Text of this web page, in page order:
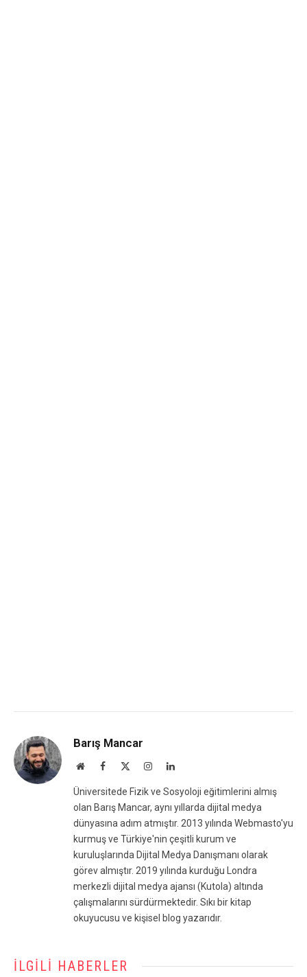
Barış Mancar
WebsiteFacebook InstagramLinkedIn
Üniversitede Fizik ve Sosyoloji eğitimlerini almış
olan Barış Mancar, aynı yıllarda dijital medya
dünyasına adım atmıştır. 2013 yılında Webmasto'yu
kurmuş ve Türkiye'nin çeşitli kurum ve
kuruluşlarında Dijital Medya Danışmanı olarak
görev almıştır. 2019 yılında kurduğu Londra
merkezli dijital medya ajansı (Kutola) altında
çalışmalarını sürdürmektedir. Sıkı bir kitap
okuyucusu ve kişisel blog yazarıdır.
İLGILI HABERLER